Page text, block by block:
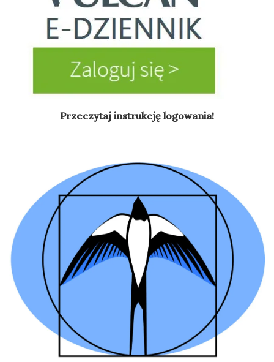
Przeczytaj instrukcję logowania!